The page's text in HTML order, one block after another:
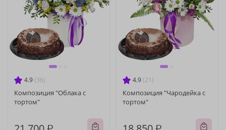
4.9 (36)
Композиция "Облака с
тортом"
4.9 (21)
Композиция "Чародейка с
тортом"